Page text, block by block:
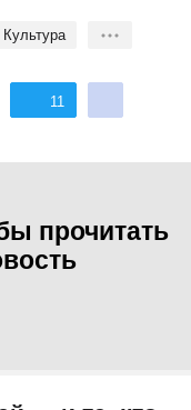
культура
11
прочитать